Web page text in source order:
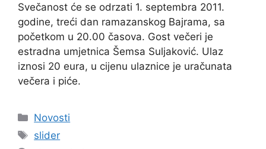
Svečanost će se odrzati 1. septembra 2011.
godine, treći dan ramazanskog Bajrama, sa
početkom u 20.00 časova. Gost večeri je
estradna umjetnica Šemsa Suljaković. Ulaz
iznosi 20 eura, u cijenu ulaznice je uračunata
večera i piće.
Kategorije
Novosti
Oznake
slider